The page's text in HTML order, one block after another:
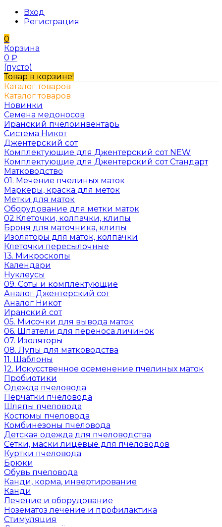
Вход
Регистрация
0
Корзина
0 ₽
(пусто)
Товар в корзине!
Каталог товаров
Каталог товаров
Новинки
Семена медоносов
Иранский пчелоинвентарь
Система Никот
Джентерский сот
Комплектующие для Джентерский сот NEW
Комплектующие для Джентерский сот Стандарт
Матководство
01. Мечение пчелиных маток
Маркеры, краска для меток
Метки для маток
Оборудование для метки маток
02.Клеточки, колпачки, клипы
Броня для маточника, клипы
Изоляторы для маток, колпачки
Клеточки пересылочные
13. Микроскопы
Календари
Нуклеусы
09. Соты и комплектующие
Аналог Джентерский сот
Аналог Никот
Иранский сот
05. Мисочки для вывода маток
06. Шпатели для переноса личинок
07. Изоляторы
08. Лупы для матководства
11. Шаблоны
12. Искусственное осеменение пчелиных маток
Пробиотики
Одежда пчеловода
Перчатки пчеловода
Шляпы пчеловода
Костюмы пчеловода
Комбинезоны пчеловода
Детская одежда для пчеловодства
Сетки, маски лицевые для пчеловодов
Куртки пчеловода
Брюки
Обувь пчеловода
Канди, корма, инвертирование
Канди
Лечение и оборудование
Нозематоз лечение и профилактика
Стимуляция